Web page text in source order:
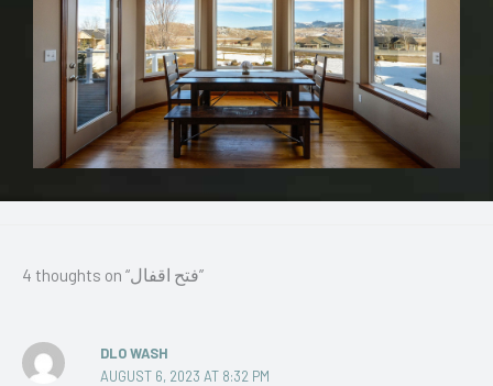
4 thoughts on “فتح اقفال”
DLO WASH
AUGUST 6, 2023 AT 8:32 PM